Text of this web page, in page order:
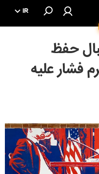
IR
حفظ
فشار علیه